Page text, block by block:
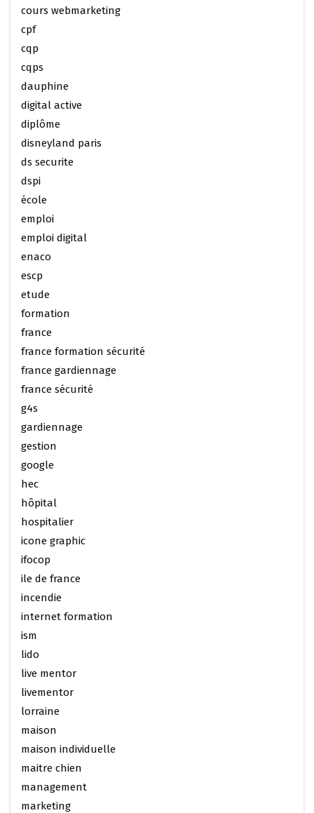
cours webmarketing
cpf
cqp
cqps
dauphine
digital active
diplôme
disneyland paris
ds securite
dspi
école
emploi
emploi digital
enaco
escp
etude
formation
france
france formation sécurité
france gardiennage
france sécurité
g4s
gardiennage
gestion
google
hec
hôpital
hospitalier
icone graphic
ifocop
ile de france
incendie
internet formation
ism
lido
live mentor
livementor
lorraine
maison
maison individuelle
maitre chien
management
marketing